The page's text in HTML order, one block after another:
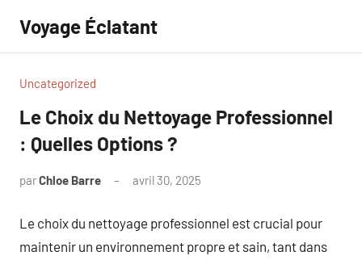
contenu
Voyage Éclatant
Uncategorized
Le Choix du Nettoyage Professionnel
: Quelles Options ?
parChloe Barre avril 30, 2025
Le choix du nettoyage professionnel est crucial pour
maintenir un environnement propre et sain, tant dans